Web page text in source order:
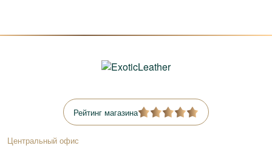
Рейтинг магазина
Центральный офис